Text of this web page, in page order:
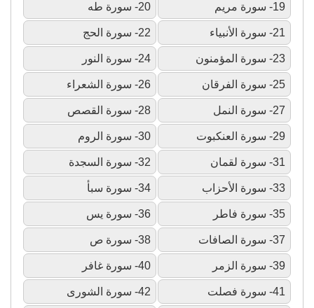
19- سورة مريم 20- سورة طه
21- سورة الأنبياء 22- سورة الحج
23- سورة المؤمنون 24- سورة النور
25- سورة الفرقان 26- سورة الشعراء
27- سورة النمل 28- سورة القصص
29- سورة العنكبوت 30- سورة الروم
31- سورة لقمان 32- سورة السجدة
33- سورة الأحزاب 34- سورة سبأ
35- سورة فاطر 36- سورة يس
37- سورة الصافات 38- سورة ص
39- سورة الزمر 40- سورة غافر
41- سورة فصلت 42- سورة الشورى